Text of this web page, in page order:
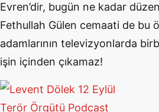
Evren’dir, bugün ne kadar
Fethullah Gülen cemaati de bu
adamlarının televizyonlarda
işin içinden çıkamaz!